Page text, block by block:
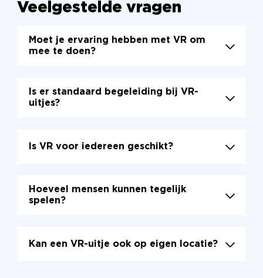
Veelgestelde vragen
Moet je ervaring hebben met VR om
mee te doen?
Is er standaard begeleiding bij VR-
uitjes?
Is VR voor iedereen geschikt?
Hoeveel mensen kunnen tegelijk
spelen?
Kan een VR-uitje ook op eigen locatie?